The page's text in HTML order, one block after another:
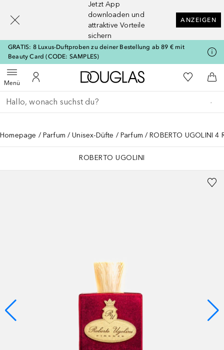
Jetzt App
downloaden und
attraktive Vorteile
sichern
ANZEIGEN
GRATIS: 8 Luxus-Duftproben zu deiner Bestellung ab 89 € mit
Beauty Card (CODE: SAMPLES)
MenüMenü öffnenZu Meinem Kundenkonto
Zur Douglas Startseite
Zu Meiner
Gehe zurück
Suche ausführen
Homepage Parfum Unisex-Düfte Parfum ROBERTO UGOLINI 4
ROBERTO UGOLINI
[navigation.slideout.screenreader]